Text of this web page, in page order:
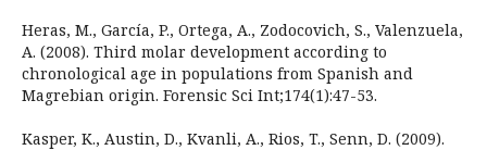
Heras, M., García, P., Ortega, A., Zodocovich, S., Valenzuela,
A. (2008). Third molar development according to
chronological age in populations from Spanish and
Magrebian origin. Forensic Sci Int;174(1):47-53.
Kasper, K., Austin, D., Kvanli, A., Rios, T., Senn, D. (2009).